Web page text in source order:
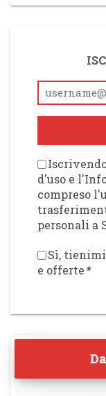
d'uso e
compreso
personali a
Sì,
e offerte*